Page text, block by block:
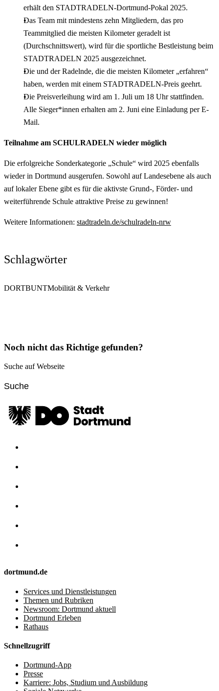
erhält den STADTRADELN-Dortmund-Pokal 2025.
Das Team mit mindestens zehn Mitgliedern, das pro
Teammitglied die meisten Kilometer geradelt ist
(Durchschnittswert), wird für die sportliche Bestleistung beim
STADTRADELN 2025 ausgezeichnet.
Die und der Radelnde, die die meisten Kilometer „erfahren“
haben, werden mit einem STADTRADELN-Preis geehrt.
Die Preisverleihung wird am 1. Juli um 18 Uhr stattfinden.
Alle Sieger*innen erhalten am 2. Juni eine Einladung per E-
Mail.
Teilnahme am SCHULRADELN wieder möglich
Die erfolgreiche Sonderkategorie „Schule“ wird 2025 ebenfalls
wieder in Dortmund ausgerufen. Sowohl auf Landesebene als auch
auf lokaler Ebene gibt es für die aktivste Grund-, Förder- und
weiterführende Schule attraktive Preise zu gewinnen!
Weitere Informationen: stadtradeln.de/schulradeln-nrw
Schlagwörter
DORTBUNTMobilität & Verkehr
Noch nicht das Richtige gefunden?
Suche auf Webseite
dortmund.de
Services und Dienstleistungen
Themen und Rubriken
Newsroom: Dortmund aktuell
Dortmund Erleben
Rathaus
Schnellzugriff
Dortmund-App
Presse
Karriere: Jobs, Studium und Ausbildung